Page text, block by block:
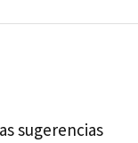
sugerencias